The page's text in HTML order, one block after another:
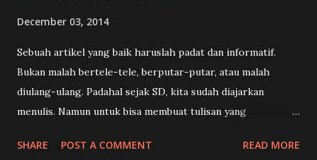
December 03, 2014
Sebuah artikel yang baik haruslah padat dan informatif.
Bukan malah bertele-tele, berputar-putar, atau malah
diulang-ulang. Padahal sejak SD, kita sudah diajarkan
menulis. Namun untuk bisa membuat tulisan yang
teknik khusus. Dalam dunia kewartaan teknik tersebut
SHARE POST A COMMENT READ MORE